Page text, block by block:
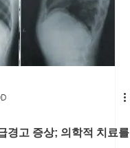
경고 증상; 의학적 치료를